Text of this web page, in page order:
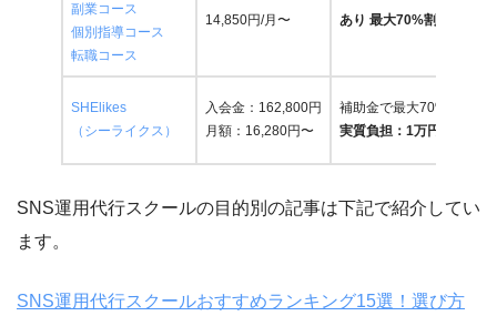
BOXIL：BtoBマーケ立上げ、リード獲得
orend.jp：SEOメディア0から立上げ、月間トラフィック20
万・売上1億円規模
faclog.jp：創業1年3か月で東証グロース上場企業（アイズ：
副業コース
個別指導コース
転職コース
14,850円/月〜 あり 最大70%割引
SHElikes
（シーライクス）
入会金：162,800円
月額：16,280円〜
補助金で最大70%OFF
実質負担：1万円/月〜
SNS運用代行スクールの目的別の記事は下記で紹介してい
ます。
SNS運用代行スクールおすすめランキング15選！選び方